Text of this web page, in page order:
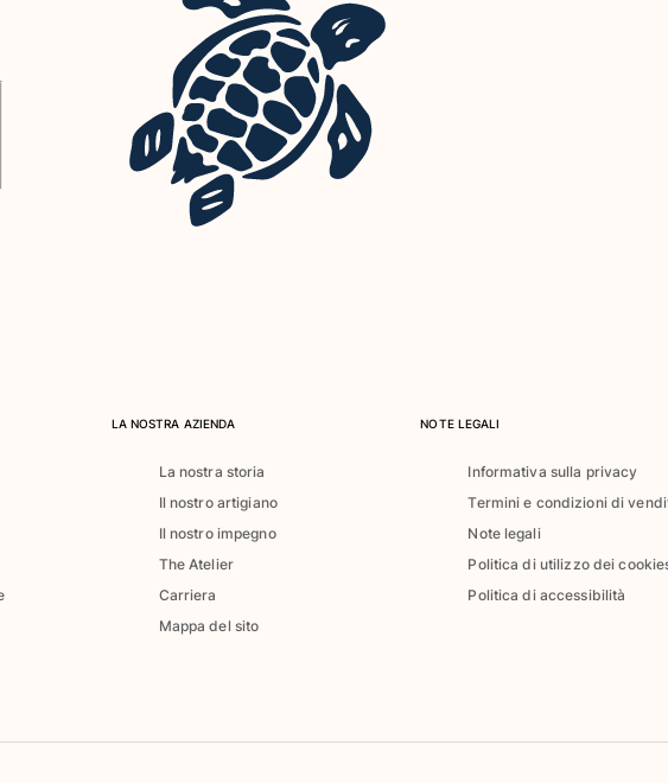
LA NOSTRA AZIENDA
La nostra storia
Il nostro artigiano
Il nostro impegno
The Atelier
Carriera
Mappa del sito
NOTE LEGALI
Informativa sulla privacy
Termini e condizioni di
Note legali
Politica di utilizzo dei
Politica di accessibilità